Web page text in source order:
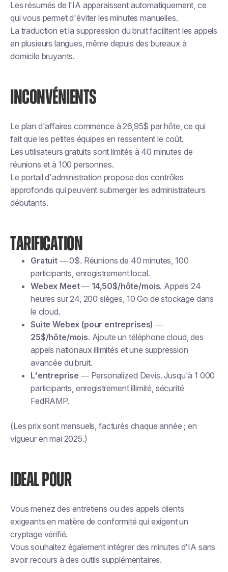
Les résumés de l'IA apparaissent automatiquement, ce
qui vous permet d'éviter les minutes manuelles.
La traduction et la suppression du bruit facilitent les appels
en plusieurs langues, même depuis des bureaux à
domicile bruyants.
INCONVÉNIENTS
Le plan d'affaires commence à 26,95$ par hôte, ce qui
fait que les petites équipes en ressentent le coût.
Les utilisateurs gratuits sont limités à 40 minutes de
réunions et à 100 personnes.
Le portail d'administration propose des contrôles
approfondis qui peuvent submerger les administrateurs
débutants.
TARIFICATION
Gratuit— 0$. Réunions de 40 minutes, 100
participants, enregistrement local.
Webex Meet— 14,50$/hôte/mois. Appels 24
heures sur 24, 200 sièges, 10 Go de stockage dans
le cloud.
Suite Webex (pour entreprises) —
25$/hôte/mois. Ajoute un téléphone cloud, des
appels nationaux illimités et une suppression
avancée du bruit.
L'entreprise — Personalized Devis. Jusqu'à 1 000
participants, enregistrement illimité, sécurité
FedRAMP.
(Les prix sont mensuels, facturés chaque année ; en
vigueur en mai 2025.)
IDEAL POUR
Vous menez des entretiens ou des appels clients
exigeants en matière de conformité qui exigent un
cryptage vérifié.
Vous souhaitez également intégrer des minutes d'IA sans
avoir recours à des outils supplémentaires.